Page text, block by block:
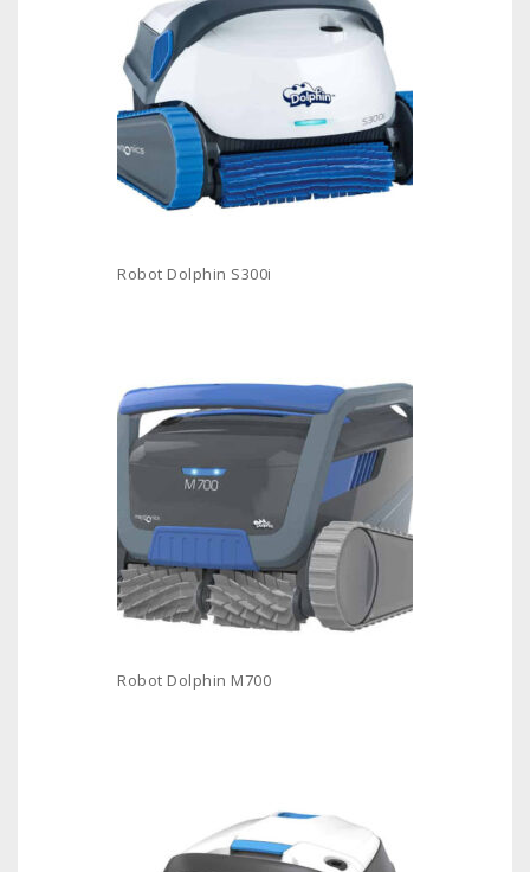
Robot Dolphin S300i
Robot Dolphin M700